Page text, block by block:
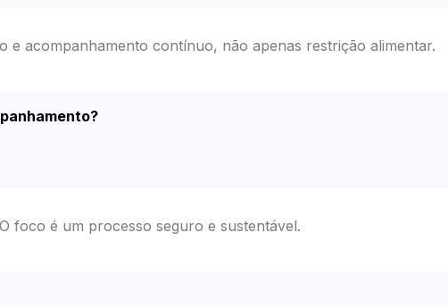
e acompanhamento contínuo, não apenas restrição alimentar.
foco é um processo seguro e sustentável.